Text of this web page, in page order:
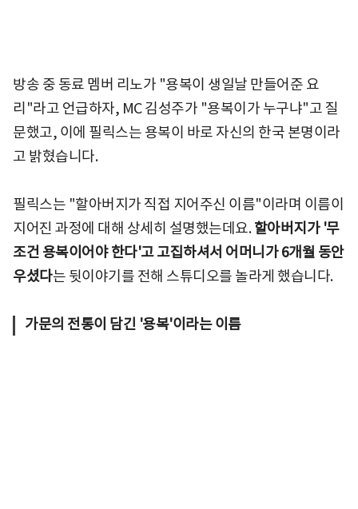
방송 중 동료 멤버 리노가 "용복이 생일날 만들어준 요
리"라고 언급하자, MC 김성주가 "용복이가 누구냐"고 질
문했고, 이에 필릭스는 용복이 바로 자신의 한국 본명이라
고 밝혔습니다.
필릭스는 "할아버지가 직접 지어주신 이름"이라며 이름이
지어진 과정에 대해 상세히 설명했는데요.할아버지가 '무
조건 용복이어야 한다'고 고집하셔서 어머니가 6개월 동안
우셨다는 뒷이야기를 전해 스튜디오를 놀라게 했습니다.
가문의 전통이 담긴 '용복'이라는 이름